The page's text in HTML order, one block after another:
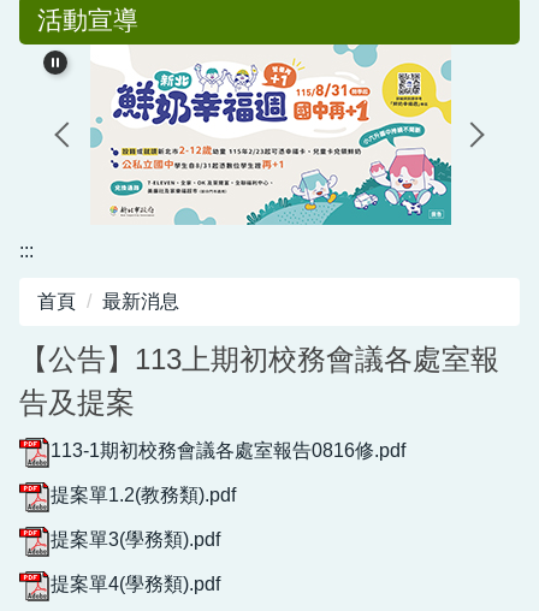
認識竹中
行政處室
家長會
媒體報導專區
正常教學專區
學生事務專區
衛生健康專區
活動宣導
:::
首頁 最新消息
【公告】113上期初校務會議各處室報
告及提案
113-1期初校務會議各處室報告0816修.pdf
提案單1.2(教務類).pdf
提案單3(學務類).pdf
提案單4(學務類).pdf